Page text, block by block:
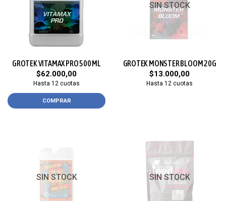
GROTEK VITAMAX PRO 500 ML
$62.000,00
Hasta 12 cuotas
COMPRAR
SIN STOCK
GROTEK MONSTER BLOOM 20G
$13.000,00
Hasta 12 cuotas
SIN STOCK SIN STOCK